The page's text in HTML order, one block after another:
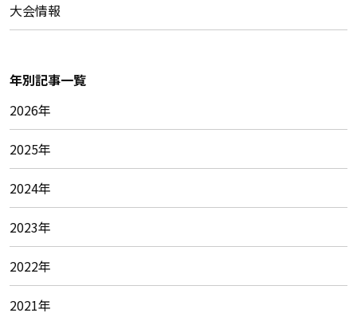
大会情報
年別記事一覧
2026年
2025年
2024年
2023年
2022年
2021年